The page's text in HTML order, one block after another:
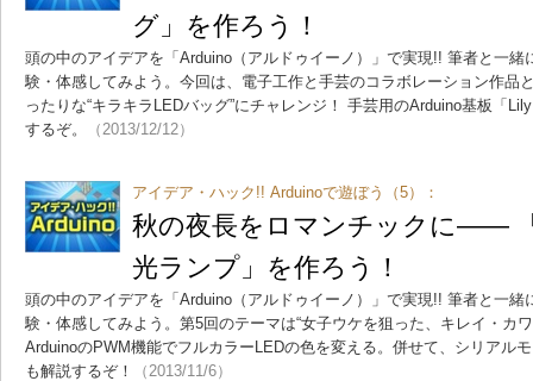
グ」を作ろう！
頭の中のアイデアを「Arduino（アルドゥイーノ）」で実現!! 筆者と一緒
験・体感してみよう。今回は、電子工作と手芸のコラボレーション作品
ったりな“キラキラLEDバッグ”にチャレンジ！ 手芸用のArduino基板「
するぞ。
（2013/12/12）
アイデア・ハック!! Arduinoで遊ぼう（5）：
秋の夜長をロマンチックに――
光ランプ」を作ろう！
頭の中のアイデアを「Arduino（アルドゥイーノ）」で実現!! 筆者と一緒
験・体感してみよう。第5回のテーマは“女子ウケを狙った、キレイ・カ
ArduinoのPWM機能でフルカラーLEDの色を変える。併せて、シリアル
も解説するぞ！
（2013/11/6）